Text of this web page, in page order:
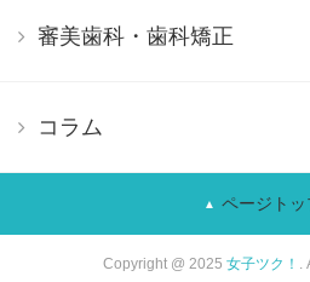
審美歯科・歯科矯正
コラム
ページトッ
Copyright @ 2025 女子ツク！ .